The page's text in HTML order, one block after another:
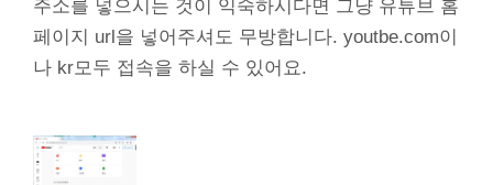
주소를 넣으시는 것이 익숙하시다면 그냥 유튜브 홈
페이지 url을 넣어주셔도 무방합니다. youtbe.com이
나 kr모두 접속을 하실 수 있어요.